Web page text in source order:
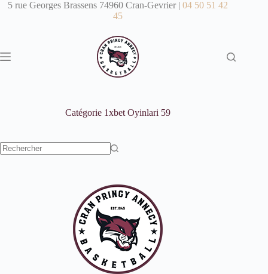
Passer
5 rue Georges Brassens 74960 Cran-Gevrier |04 50 51 42
45
Catégorie 1xbet Oyinlari 59